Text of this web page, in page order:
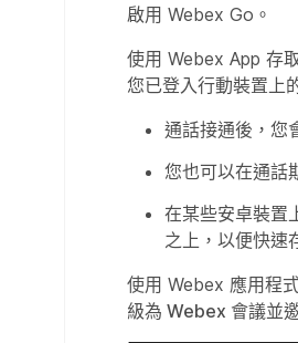
啟用 Webex Go。
使用 Webex App 存
您已登入行動裝置上
通話接通後，您
您也可以在通話
在某些安卓裝置
之上，以便快速
使用 Webex 應用程
級為 Webex 會議並